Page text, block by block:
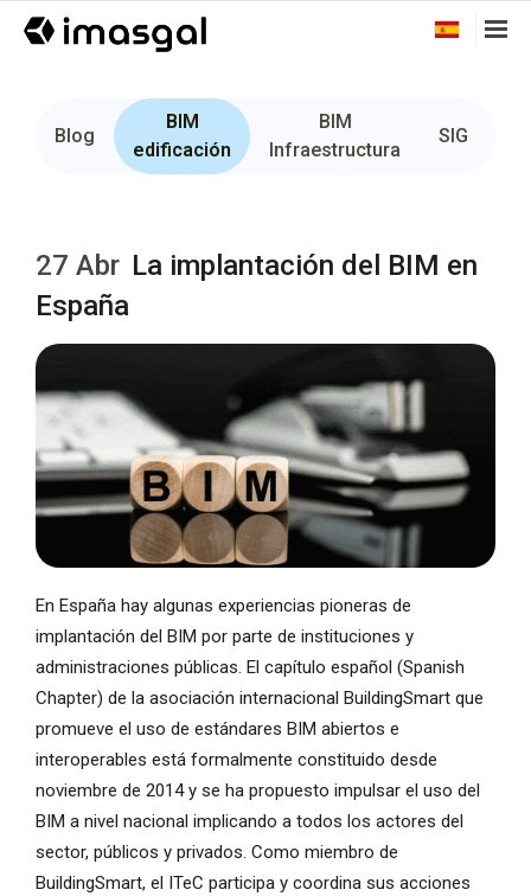
Blog
BIM
edificación
BIM
Infraestructura
SIG
27 Abr La implantación del BIM en
España
En España hay algunas experiencias pioneras de
implantación del BIM por parte de instituciones y
administraciones públicas. El capítulo español (Spanish
Chapter) de la asociación internacional BuildingSmart que
promueve el uso de estándares BIM abiertos e
interoperables está formalmente constituido desde
noviembre de 2014 y se ha propuesto impulsar el uso del
BIM a nivel nacional implicando a todos los actores del
sector, públicos y privados. Como miembro de
BuildingSmart, el ITeC participa y coordina sus acciones